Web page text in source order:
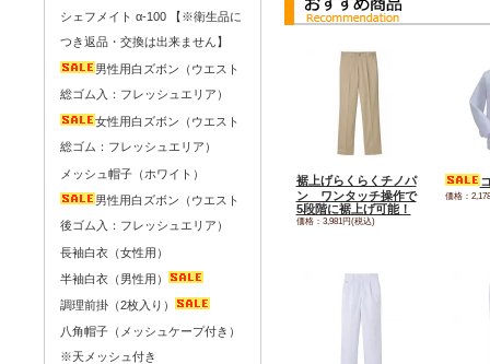
裾上げらくらくチノパ
ン ワンタッチ操作で
5段階に裾上げ可能！
価格：3,981円(税込)
価格：
シェフメイト α-100 【※衛生品に
つき返品・交換は出来ません】
男性用白ズボン（ウエスト
総ゴム入：フレッシュエリア）
女性用白ズボン（ウエスト
総ゴム：フレッシュエリア）
メッシュ帽子（ホワイト）
男性用白ズボン（ウエスト
後ゴム入：フレッシュエリア）
長袖白衣（女性用）
半袖白衣（男性用）
調理前掛（2枚入り）
八角帽子（メッシュケープ付き）
※天メッシュ付き